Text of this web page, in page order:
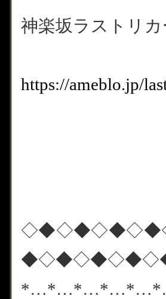
神楽坂ラストリ
https://ameblo.jp/